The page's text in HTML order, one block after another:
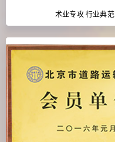
术业专攻 行业典范